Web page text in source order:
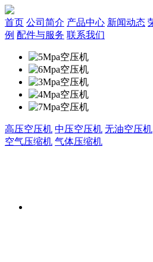
首页 公司简介 产品中心 新闻动态
例 配件与服务 联系我们
高压空压机 中压空压机 无油空压机
空气压缩机 气体压缩机